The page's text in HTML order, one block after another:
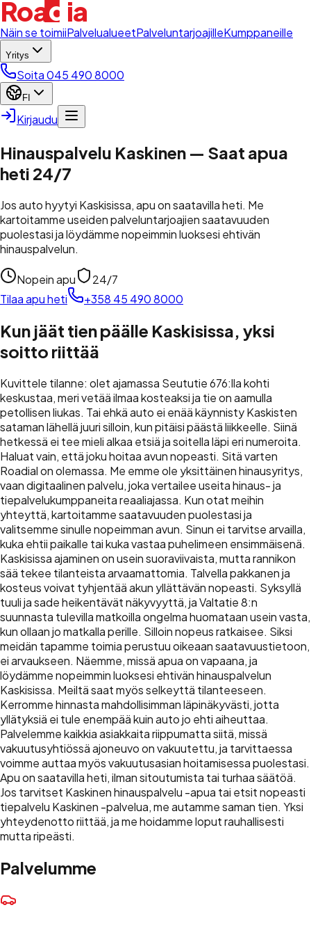
Road ia
Näin se toimiiPalvelualueetPalveluntarjoajilleKumppaneille
Yritys
Soita 045 490 8000
FI
Kirjaudu
Hinauspalvelu Kaskinen — Saat apua
heti 24/7
Jos auto hyytyi Kaskisissa, apu on saatavilla heti. Me
kartoitamme useiden palveluntarjoajien saatavuuden
puolestasi ja löydämme nopeimmin luoksesi ehtivän
hinauspalvelun.
Nopein apu
24/7
Tilaa apu heti
+358 45 490 8000
Kun jäät tien päälle Kaskisissa, yksi
soitto riittää
Kuvittele tilanne: olet ajamassa Seututie 676:lla kohti
keskustaa, meri vetää ilmaa kosteaksi ja tie on aamulla
petollisen liukas. Tai ehkä auto ei enää käynnisty Kaskisten
sataman lähellä juuri silloin, kun pitäisi päästä liikkeelle. Siinä
hetkessä ei tee mieli alkaa etsiä ja soitella läpi eri numeroita.
Haluat vain, että joku hoitaa avun nopeasti. Sitä varten
Roadial on olemassa. Me emme ole yksittäinen hinausyritys,
vaan digitaalinen palvelu, joka vertailee useita hinaus- ja
tiepalvelukumppaneita reaaliajassa. Kun otat meihin
yhteyttä, kartoitamme saatavuuden puolestasi ja
valitsemme sinulle nopeimman avun. Sinun ei tarvitse arvailla,
kuka ehtii paikalle tai kuka vastaa puhelimeen ensimmäisenä.
Kaskisissa ajaminen on usein suoraviivaista, mutta rannikon
sää tekee tilanteista arvaamattomia. Talvella pakkanen ja
kosteus voivat tyhjentää akun yllättävän nopeasti. Syksyllä
tuuli ja sade heikentävät näkyvyyttä, ja Valtatie 8:n
suunnasta tulevilla matkoilla ongelma huomataan usein vasta,
kun ollaan jo matkalla perille. Silloin nopeus ratkaisee. Siksi
meidän tapamme toimia perustuu oikeaan saatavuustietoon,
ei arvaukseen. Näemme, missä apua on vapaana, ja
löydämme nopeimmin luoksesi ehtivän hinauspalvelun
Kaskisissa. Meiltä saat myös selkeyttä tilanteeseen.
Kerromme hinnasta mahdollisimman läpinäkyvästi, jotta
yllätyksiä ei tule enempää kuin auto jo ehti aiheuttaa.
Palvelemme kaikkia asiakkaita riippumatta siitä, missä
vakuutusyhtiössä ajoneuvo on vakuutettu, ja tarvittaessa
voimme auttaa myös vakuutusasian hoitamisessa puolestasi.
Apu on saatavilla heti, ilman sitoutumista tai turhaa säätöä.
Jos tarvitset Kaskinen hinauspalvelu -apua tai etsit nopeasti
tiepalvelu Kaskinen -palvelua, me autamme saman tien. Yksi
yhteydenotto riittää, ja me hoidamme loput rauhallisesti
mutta ripeästi.
Palvelumme